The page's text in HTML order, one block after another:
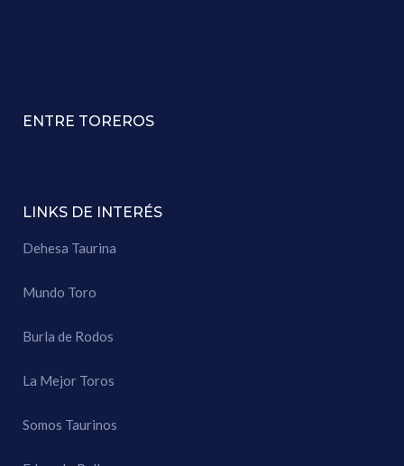
ENTRE TOREROS
LINKS DE INTERÉS
Dehesa Taurina
Mundo Toro
Burla de Rodos
La Mejor Toros
Somos Taurinos